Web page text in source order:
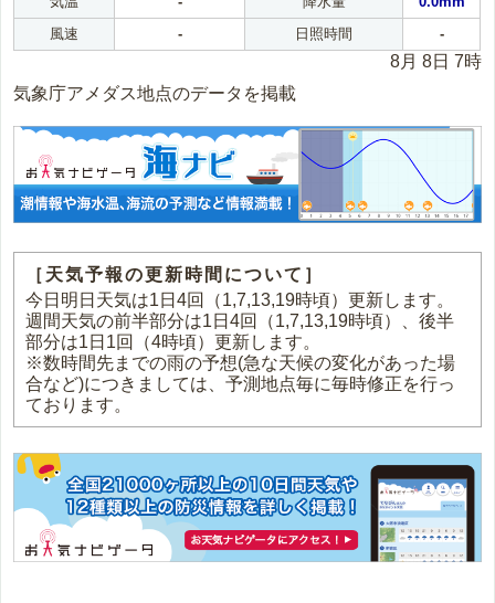
風速
- 日照時間 -
8月 8日 7時
気象庁アメダス地点のデータを掲載
［天気予報の更新時間について］
今日明日天気は1日4回（1,7,13,19時頃）更新します。
週間天気の前半部分は1日4回（1,7,13,19時頃）、後半
部分は1日1回（4時頃）更新します。
※数時間先までの雨の予想(急な天候の変化があった場
合など)につきましては、予測地点毎に毎時修正を行っ
ております。